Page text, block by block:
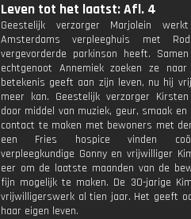
Leven tot het laatst: Afl. 4
Geestelijk verzorger Marjolein
Amsterdams verpleeghuis met
vergevorderde parkinson heeft.
echtgenoot Annemiek zoeken ze
betekenis geeft aan zijn leven, nu hij
meer kan. Geestelijk verzorger
door middel van muziek, geur, smaak en
contact te maken met bewoners met
een Fries hospice vinden
verpleegkundige Gonny en vrijwilliger
eer om de laatste maanden van de
fijn mogelijk te maken. De 30-jarige
vrijwilligerswerk al tien jaar. Het geeft
haar eigen leven.